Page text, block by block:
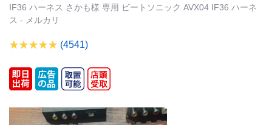
IF36 ハーネス さかも様 専用 ビートソニック AVX04 IF36 ハーネ
ス - メルカリ
(4541)